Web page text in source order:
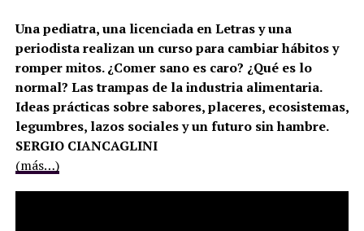
Una pediatra, una licenciada en Letras y una
periodista realizan un curso para cambiar hábitos y
romper mitos. ¿Comer sano es caro? ¿Qué es lo
normal? Las trampas de la industria alimentaria.
Ideas prácticas sobre sabores, placeres, ecosistemas,
legumbres, lazos sociales y un futuro sin hambre.
SERGIO CIANCAGLINI
(más…)